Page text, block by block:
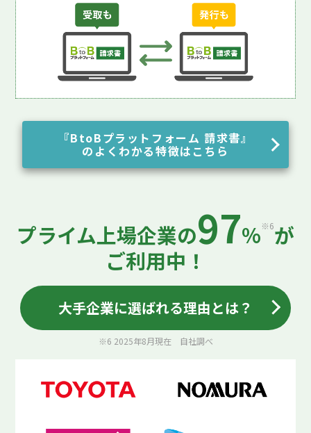
『BtoBプラットフォーム 請求書』
のよくわかる特徴はこちら
プライム上場企業の97%※6が
ご利用中！
大手企業に選ばれる理由とは？
※6 2025年8月現在 自社調べ